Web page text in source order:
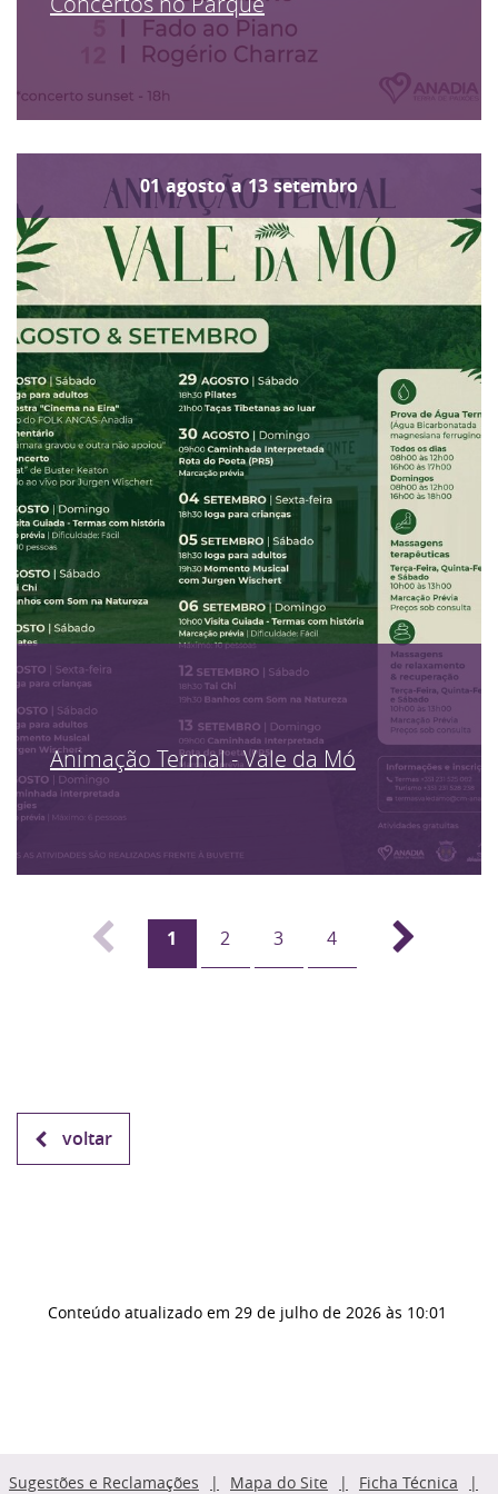
01 agosto a 13 setembro
Animação Termal - Vale da Mó
1 2 3 4
voltar
Conteúdo atualizado em 29 de julho de 2026 às 10:01
Sugestões e Reclamações Mapa do Site Ficha Técnica